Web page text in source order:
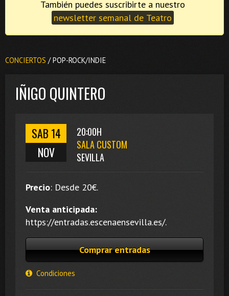
newsletter semanal de Teatro
CONCIERTOS / POP-ROCK/INDIE
IÑIGO QUINTERO
SAB 14
NOV
20:00H
SALA CUSTOM
SEVILLA
Precio: Desde 20€.
Venta anticipada:
https://entradas.escenaensevilla.es/.
Comprar entradas
Condiciones